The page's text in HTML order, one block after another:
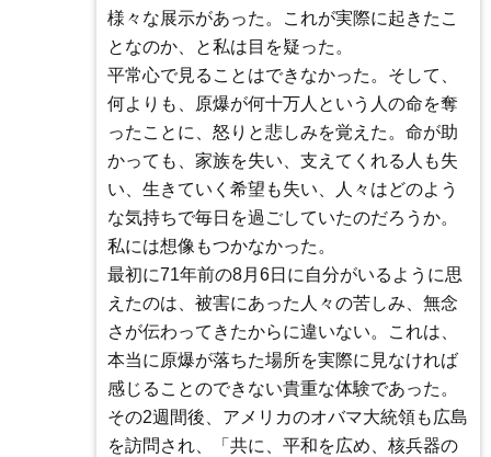
様々な展示があった。これが実際に起きたこ
となのか、と私は目を疑った。
平常心で見ることはできなかった。そして、
何よりも、原爆が何十万人という人の命を奪
ったことに、怒りと悲しみを覚えた。命が助
かっても、家族を失い、支えてくれる人も失
い、生きていく希望も失い、人々はどのよう
な気持ちで毎日を過ごしていたのだろうか。
私には想像もつかなかった。
最初に71年前の8月6日に自分がいるように思
えたのは、被害にあった人々の苦しみ、無念
さが伝わってきたからに違いない。これは、
本当に原爆が落ちた場所を実際に見なければ
感じることのできない貴重な体験であった。
その2週間後、アメリカのオバマ大統領も広島
を訪問され、「共に、平和を広め、核兵器の